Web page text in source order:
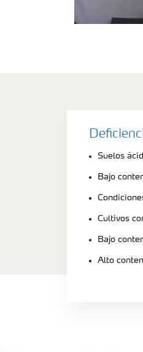
Suelos
Bajo
Cultivos
Bajo
Alto